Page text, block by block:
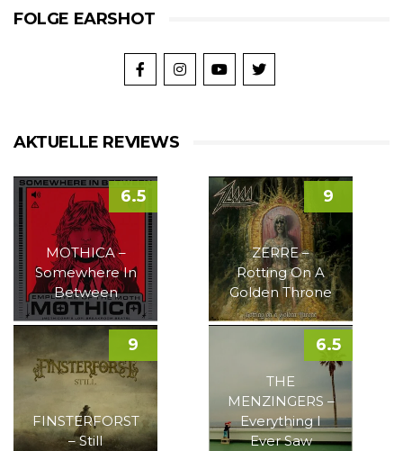
FOLGE EARSHOT
AKTUELLE REVIEWS
MOTHICA –
Somewhere In
Between
6.5
ZERRE –
Rotting On A
Golden Throne
9
FINSTERFORST
– Still
9
THE
MENZINGERS –
Everything I
Ever Saw
6.5